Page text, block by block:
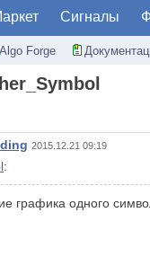
Сигналы
Algo Forge
2015.12.21 09:19
:
графика одного